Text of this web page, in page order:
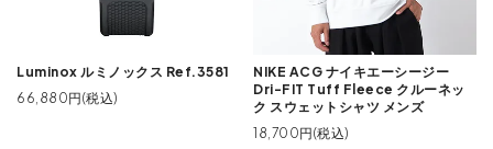
Luminox ルミノックス Ref.3581
66,880円(税込)
NIKE ACG ナイキエーシージー
Dri-FIT Tuff Fleece クルーネッ
ク スウェットシャツ メンズ
18,700円(税込)